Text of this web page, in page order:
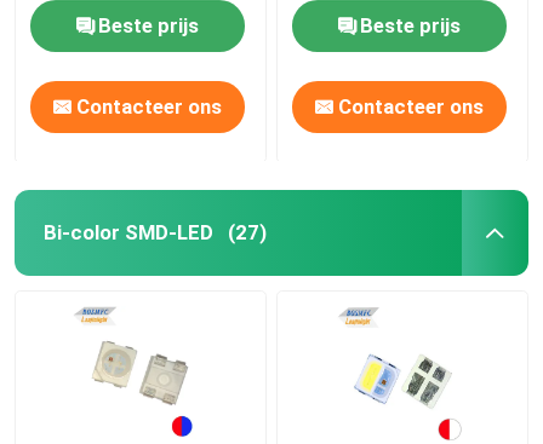
Beste prijs
Contacteer ons
Beste prijs
Contacteer ons
Bi-color SMD-LED (27)